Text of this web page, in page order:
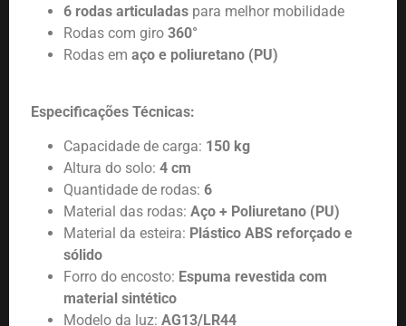
6 rodas articuladas para melhor mobilidade
Rodas com giro 360°
Rodas em aço e poliuretano (PU)
Especificações Técnicas:
Capacidade de carga: 150 kg
Altura do solo: 4 cm
Quantidade de rodas: 6
Material das rodas: Aço + Poliuretano (PU)
Material da esteira: Plástico ABS reforçado e
sólido
Forro do encosto: Espuma revestida com
material sintético
Modelo da luz: AG13/LR44